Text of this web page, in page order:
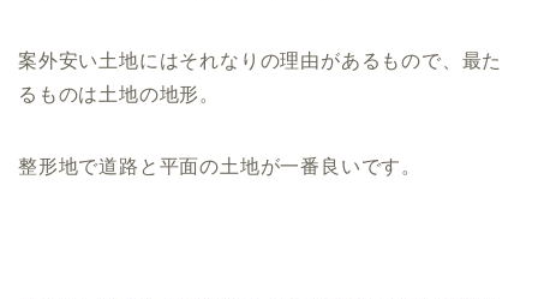
案外安い土地にはそれなりの理由があるもので、最た
るものは土地の地形。
整形地で道路と平面の土地が一番良いです。